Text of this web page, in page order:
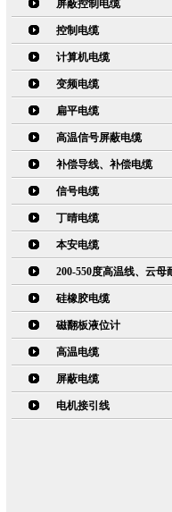
屏蔽控制电缆
控制电缆
计算机电缆
变频电缆
扁平电缆
高温信号屏蔽电缆
补偿导线、补偿电缆
信号电缆
丁晴电缆
本安电缆
200-550度高温线、云母
硅橡胶电缆
磁翻板液位计
高温电缆
屏蔽电缆
电机接引线